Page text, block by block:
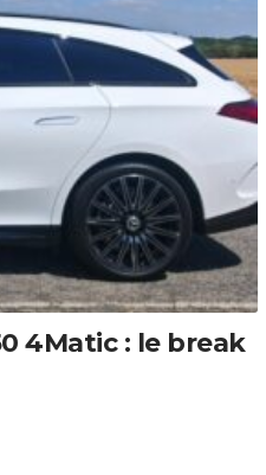
4Matic : le break